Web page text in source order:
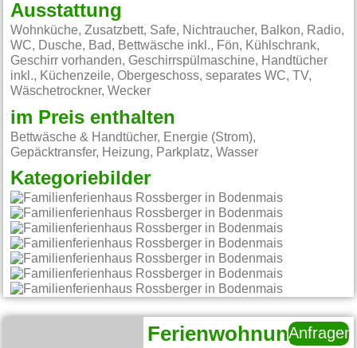
Ausstattung
Wohnküche, Zusatzbett, Safe, Nichtraucher, Balkon, Radio,
WC, Dusche, Bad, Bettwäsche inkl., Fön, Kühlschrank,
Geschirr vorhanden, Geschirrspülmaschine, Handtücher
inkl., Küchenzeile, Obergeschoss, separates WC, TV,
Wäschetrockner, Wecker
im Preis enthalten
Bettwäsche & Handtücher, Energie (Strom),
Gepäcktransfer, Heizung, Parkplatz, Wasser
Kategoriebilder
FerienwohnungAnfragen